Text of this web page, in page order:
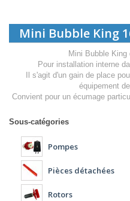
Mini Bubble King
Mini Bubble
Pour installation interne
Il s'agit d'un gain de place
équipement
Convient pour un écumage
Sous-catégories
Pompes
Pièces détachées
Rotors